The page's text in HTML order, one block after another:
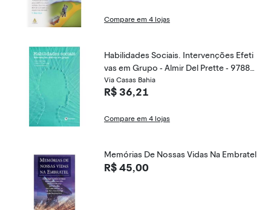
Compare em 4 lojas
Habilidades Sociais. Intervenções Efeti
vas em Grupo - Almir Del Prette - 97885
80407587
Via Casas Bahia
R$ 36,21
Compare em 4 lojas
Memórias De Nossas Vidas Na Embratel
R$ 45,00